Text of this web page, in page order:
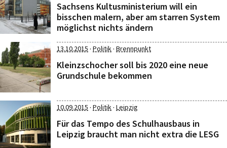
Sachsens Kultusministerium will ein
bisschen malern, aber am starren System
möglichst nichts ändern
13.10.2015 · Politik· Brennpunkt
Kleinzschocher soll bis 2020 eine neue
Grundschule bekommen
10.09.2015 · Politik· Leipzig
Für das Tempo des Schulhausbaus in
Leipzig braucht man nicht extra die LESG